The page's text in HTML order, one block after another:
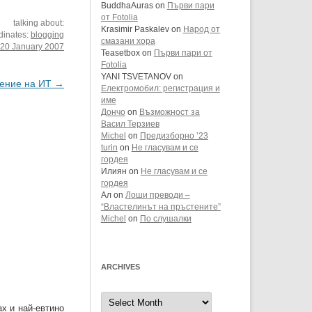
Аз ще
talking about:
blogging
20 January 2007
на ИТ →
и най-евтино
BuddhaAurason
Първи пари
от Fotolia
Krasimir Paskalevon Народ от
смазани хора
Teasetboxon
Първи пари от
Fotolia
YANI TSVETANOVon
Електромобил: регистрация и
име
Дончо on Възможност за
Васил Терзиев
Michel on
Предизборно ’23
turin on Не гласувам и се
гордея
Илиян on Не гласувам и се
гордея
Алon Лоши преводи –
“Властелинът на пръстените”
Michel on По слушалки
ARCHIVES
Archives